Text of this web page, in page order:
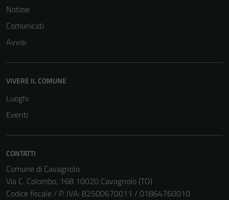
Notizie
Comunicati
Avvisi
VIVERE IL COMUNE
Luoghi
Eventi
CONTATTI
Comune di Cavagnolo
Via C. Colombo, 168 10020 Cavagnolo (TO)
Codice fiscale / P. IVA: 82500670011 / 01864760010
sono necessari
disabilitati.
personali.